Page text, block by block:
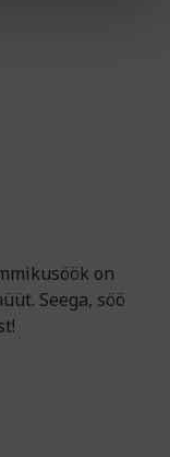
on
Seega, söö